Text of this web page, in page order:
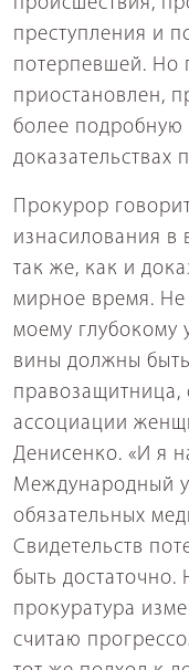
преступления и
потерпевшей. Но
приостановлен,
более
доказательствах
Прокурор
изнасилования в
так же, как и
мирное время. Не
моему глубокому
вины должны
правозащитница,
ассоциации
Денисенко. «И я
Международный
обязательных
Свидетельств
быть
прокуратура
считаю